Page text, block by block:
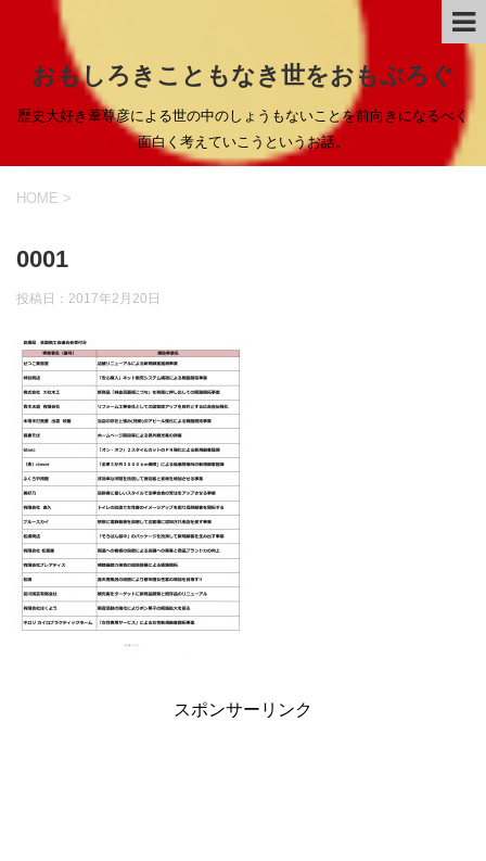
おもしろきこともなき世をおもぶろぐ
歴史大好き葦尊彦による世の中のしょうもないことを前向きになるべく
面白く考えていこうというお話。
HOME >
0001
投稿日： 2017年2月20日
スポンサーリンク